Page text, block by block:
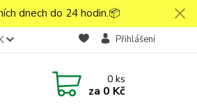
dnech do 24 hodin.📦
Přihlášení
0ks
za 0 Kč